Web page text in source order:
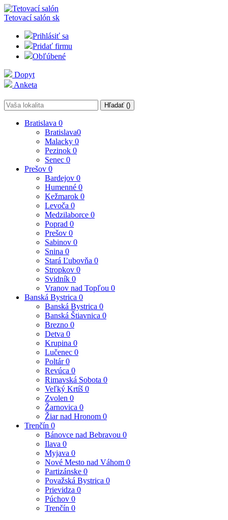
Tetovací salón sk
Prihlásiť sa
Pridať firmu
Obľúbené
Dopyt
Anketa
Hľadať ()
Bratislava 0
Bratislava0
Malacky 0
Pezinok 0
Senec 0
Prešov 0
Bardejov 0
Humenné 0
Kežmarok 0
Levoča 0
Medzilaborce 0
Poprad 0
Prešov 0
Sabinov 0
Snina 0
Stará Ľubovňa 0
Stropkov 0
Svidník 0
Vranov nad Topľou 0
Banská Bystrica 0
Banská Bystrica 0
Banská Štiavnica 0
Brezno 0
Detva 0
Krupina 0
Lučenec 0
Poltár0
Revúca 0
Rimavská Sobota 0
Veľký Krtíš 0
Zvolen 0
Žarnovica 0
Žiar nad Hronom 0
Trenčín 0
Bánovce nad Bebravou 0
Ilava 0
Myjava 0
Nové Mesto nad Váhom 0
Partizánske 0
Považská Bystrica 0
Prievidza 0
Púchov 0
Trenčín 0